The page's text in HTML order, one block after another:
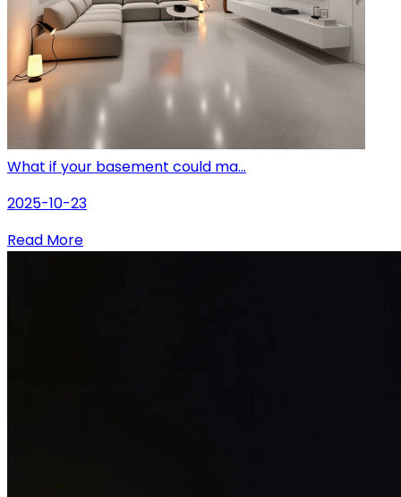
What if your basement could ma...
2025-10-23
Read More